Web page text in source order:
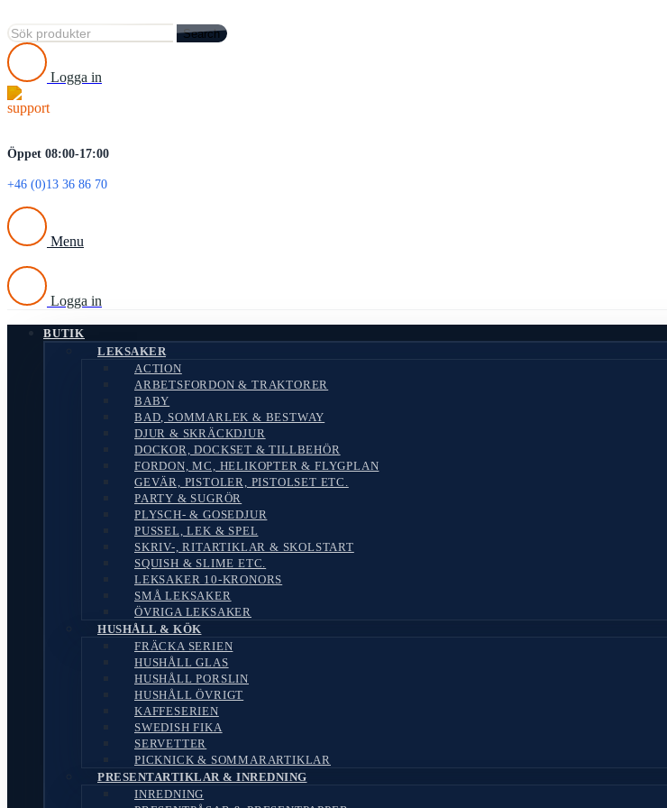
Search
Logga in
Öppet 08:00-17:00
+46 (0)13 36 86 70
Menu
Logga in
BUTIK
LEKSAKER
ACTION
ARBETSFORDON & TRAKTORER
BABY
BAD, SOMMARLEK & BESTWAY
DJUR & SKRÄCKDJUR
DOCKOR, DOCKSET & TILLBEHÖR
FORDON, MC, HELIKOPTER & FLYGPLAN
GEVÄR, PISTOLER, PISTOLSET ETC.
PARTY & SUGRÖR
PLYSCH- & GOSEDJUR
PUSSEL, LEK & SPEL
SKRIV-, RITARTIKLAR & SKOLSTART
SQUISH & SLIME ETC.
LEKSAKER 10-KRONORS
SMÅ LEKSAKER
ÖVRIGA LEKSAKER
HUSHÅLL & KÖK
FRÄCKA SERIEN
HUSHÅLL GLAS
HUSHÅLL PORSLIN
HUSHÅLL ÖVRIGT
KAFFESERIEN
SWEDISH FIKA
SERVETTER
PICKNICK & SOMMARARTIKLAR
PRESENTARTIKLAR & INREDNING
INREDNING